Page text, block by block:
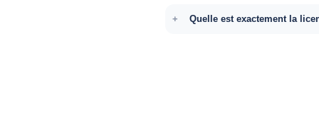
Quelle est exactement la